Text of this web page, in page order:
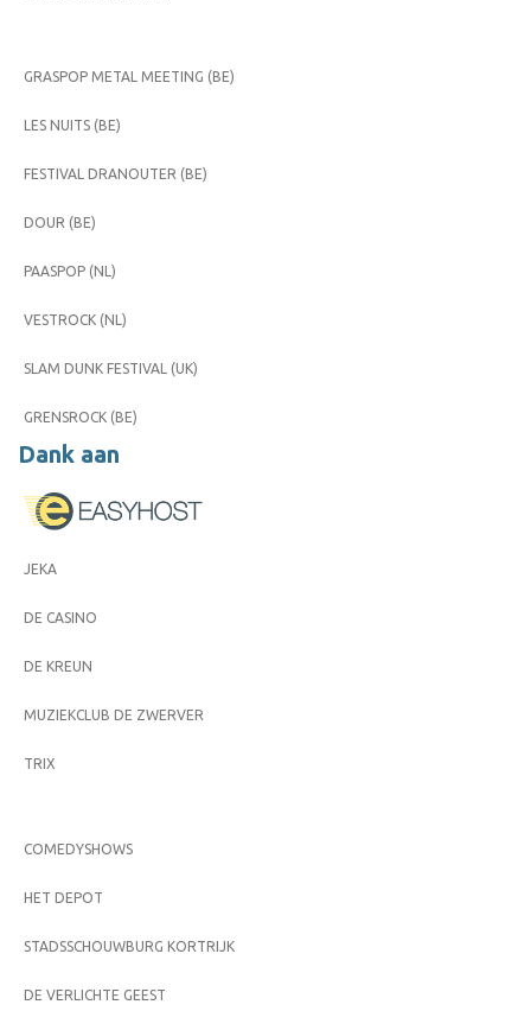
GRASPOP METAL MEETING (BE)
LES NUITS (BE)
FESTIVAL DRANOUTER (BE)
DOUR (BE)
PAASPOP (NL)
VESTROCK (NL)
SLAM DUNK FESTIVAL (UK)
GRENSROCK (BE)
Dank aan
JEKA
DE CASINO
DE KREUN
MUZIEKCLUB DE ZWERVER
TRIX
COMEDYSHOWS
HET DEPOT
STADSSCHOUWBURG KORTRIJK
DE VERLICHTE GEEST